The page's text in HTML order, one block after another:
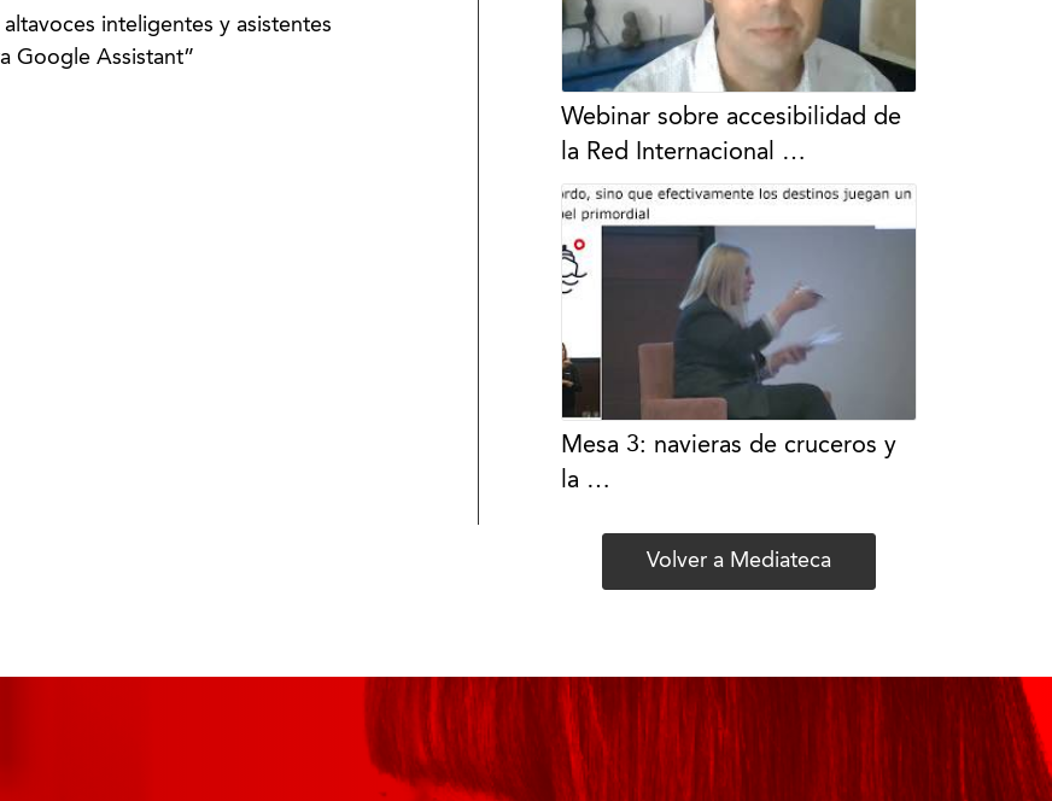
inteligentes y asistentes
Google Assistant”
Webinar sobre accesibilidad de
la Red Internacional …
Mesa 3: navieras de cruceros y
la …
Volver a Mediateca